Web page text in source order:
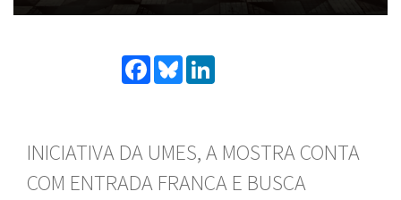
Facebook
Bluesky
INICIATIVA DA UMES, A MOSTRA CONTA
COM ENTRADA FRANCA E BUSCA